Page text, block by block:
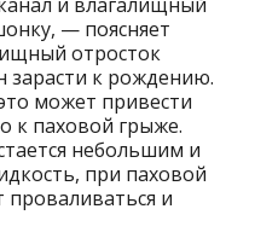
— поясняет
отросток
к рождению.
может привести
к паховой грыже.
небольшим и
при паховой
проваливаться и